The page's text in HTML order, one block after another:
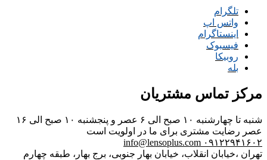
تلگرام
واتس اپ
اینستاگرام
فیسبوک
روبیکا
بله
مرکز تماس مشتریان
شنبه تا چهارشنبه ۱۰ صبح الی ۶ عصر و پنجشنبه ۱۰ صبح الی ۱۶
عصر رضایت مشتری برای ما در اولویت است
۰۹۱۲۲۹۴۱۶۰۲ info@lensoplus.com
تهران ،خیابان انقلاب، خیابان بهار جنوبی، برج بهار، طبقه چهارم